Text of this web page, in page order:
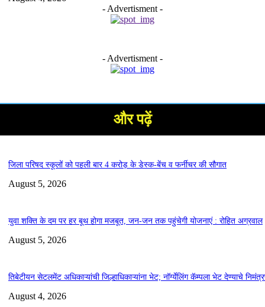
- Advertisment -
- Advertisment -
और पढ़ें
जिला परिषद स्कूलों को पहली बार 4 करोड़ के डेस्क-बेंच व फर्नीचर की सौगात
August 5, 2026
युवा शक्ति के दम पर हर बूथ होगा मजबूत, जन-जन तक पहुंचेगी योजनाएं : रोहित अग्रवाल
August 5, 2026
तिबेटीयन सेटलमेंट अधिकाऱ्यांची जिल्हाधिकाऱ्यांना भेट; नॉर्ग्येलिंग कॅम्पला भेट देण्याचे
August 4, 2026